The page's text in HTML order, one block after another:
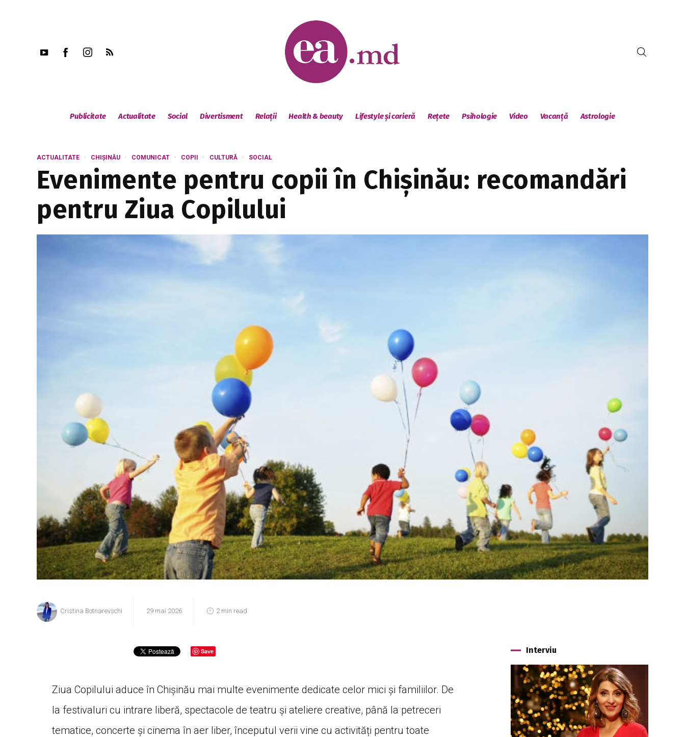
Publicitate Actualitate Social Divertisment Relații Health & beauty Lifestyle și carieră Rețete Psihologie Video Vacanță Astrologie
ACTUALITATE CHIȘINĂU COMUNICAT COPII CULTURĂ SOCIAL
Evenimente pentru copii în Chișinău: recomandări
pentru Ziua Copilului
Cristina Botnarevschi 29 mai 2026 2 min read
Save
Ziua Copilului aduce în Chișinău mai multe evenimente dedicate celor mici și familiilor. De
la festivaluri cu intrare liberă, spectacole de teatru și ateliere creative, până la petreceri
tematice, concerte și cinema în aer liber, începutul verii vine cu activități pentru toate
Interviu